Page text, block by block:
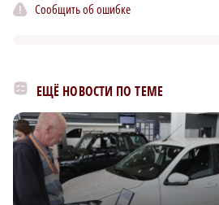
Сообщить об ошибке
ЕЩЁ НОВОСТИ ПО ТЕМЕ